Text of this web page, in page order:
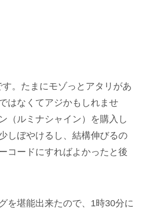
。たまにモゾっとアタリがあ
はなくてアジかもしれませ
（ルミナシャイン）を購入し
しぼやけるし、結構伸びるの
コードにすればよかったと後
を堪能出来たので、1時30分に